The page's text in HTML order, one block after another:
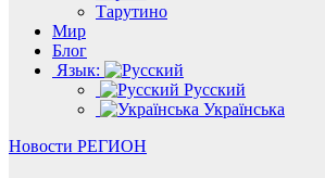
Тарутино
Мир
Блог
Язык:
Русский
Українська
Новости РЕГИОН